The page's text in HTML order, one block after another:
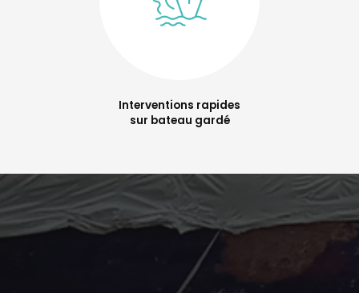
Interventions rapides
sur bateau gardé